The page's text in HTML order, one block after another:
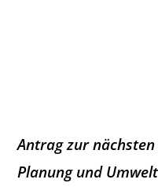
Antrag zur nächsten
Planung und Umwelt